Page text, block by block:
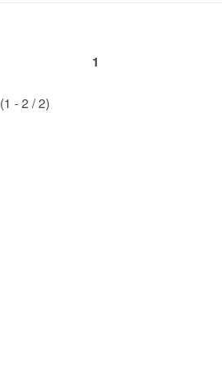
1
(1 - 2 / 2)